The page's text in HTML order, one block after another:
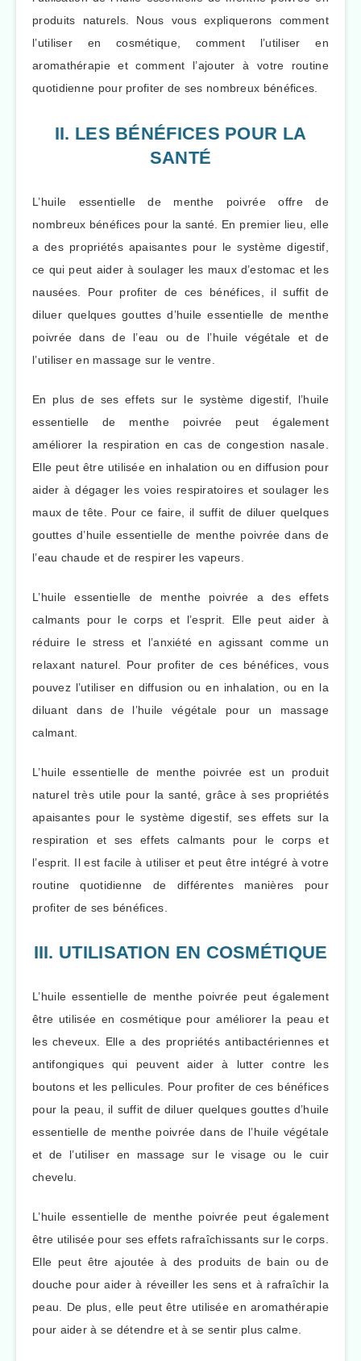
produits naturels. Nous vous expliquerons comment
l’utiliser en cosmétique, comment l’utiliser en
aromathérapie et comment l’ajouter à votre routine
quotidienne pour profiter de ses nombreux bénéfices.
II. LES BÉNÉFICES POUR LA
SANTÉ
L’huile essentielle de menthe poivrée offre de
nombreux bénéfices pour la santé. En premier lieu, elle
a des propriétés apaisantes pour le système digestif,
ce qui peut aider à soulager les maux d’estomac et les
nausées. Pour profiter de ces bénéfices, il suffit de
diluer quelques gouttes d’huile essentielle de menthe
poivrée dans de l’eau ou de l’huile végétale et de
l’utiliser en massage sur le ventre.
En plus de ses effets sur le système digestif, l’huile
essentielle de menthe poivrée peut également
améliorer la respiration en cas de congestion nasale.
Elle peut être utilisée en inhalation ou en diffusion pour
aider à dégager les voies respiratoires et soulager les
maux de tête. Pour ce faire, il suffit de diluer quelques
gouttes d’huile essentielle de menthe poivrée dans de
l’eau chaude et de respirer les vapeurs.
L’huile essentielle de menthe poivrée a des effets
calmants pour le corps et l’esprit. Elle peut aider à
réduire le stress et l’anxiété en agissant comme un
relaxant naturel. Pour profiter de ces bénéfices, vous
pouvez l’utiliser en diffusion ou en inhalation, ou en la
diluant dans de l’huile végétale pour un massage
calmant.
L’huile essentielle de menthe poivrée est un produit
naturel très utile pour la santé, grâce à ses propriétés
apaisantes pour le système digestif, ses effets sur la
respiration et ses effets calmants pour le corps et
l’esprit. Il est facile à utiliser et peut être intégré à votre
routine quotidienne de différentes manières pour
profiter de ses bénéfices.
III. UTILISATION EN COSMÉTIQUE
L’huile essentielle de menthe poivrée peut également
être utilisée en cosmétique pour améliorer la peau et
les cheveux. Elle a des propriétés antibactériennes et
antifongiques qui peuvent aider à lutter contre les
boutons et les pellicules. Pour profiter de ces bénéfices
pour la peau, il suffit de diluer quelques gouttes d’huile
essentielle de menthe poivrée dans de l’huile végétale
et de l’utiliser en massage sur le visage ou le cuir
chevelu.
L’huile essentielle de menthe poivrée peut également
être utilisée pour ses effets rafraîchissants sur le corps.
Elle peut être ajoutée à des produits de bain ou de
douche pour aider à réveiller les sens et à rafraîchir la
peau. De plus, elle peut être utilisée en aromathérapie
pour aider à se détendre et à se sentir plus calme.